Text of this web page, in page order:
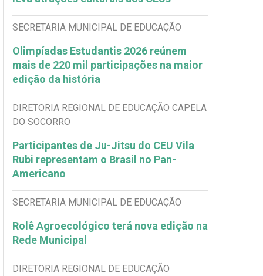
SECRETARIA MUNICIPAL DE EDUCAÇÃO
Olimpíadas Estudantis 2026 reúnem
mais de 220 mil participações na maior
edição da história
DIRETORIA REGIONAL DE EDUCAÇÃO CAPELA
DO SOCORRO
Participantes de Ju-Jitsu do CEU Vila
Rubi representam o Brasil no Pan-
Americano
SECRETARIA MUNICIPAL DE EDUCAÇÃO
Rolê Agroecológico terá nova edição na
Rede Municipal
DIRETORIA REGIONAL DE EDUCAÇÃO